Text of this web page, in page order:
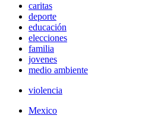
caritas
deporte
educación
elecciones
familia
jovenes
medio ambiente
violencia
Mexico